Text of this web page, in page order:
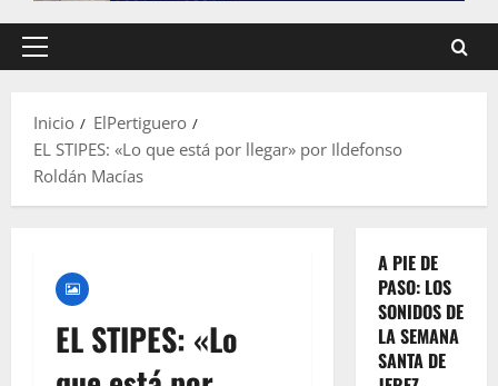
Menú
Inicio
ElPertiguero
EL STIPES: «Lo que está por llegar» por Ildefonso
Roldán Macías
EL STIPES: «Lo
A PIE DE
PASO: LOS
SONIDOS DE
LA SEMANA
SANTA DE